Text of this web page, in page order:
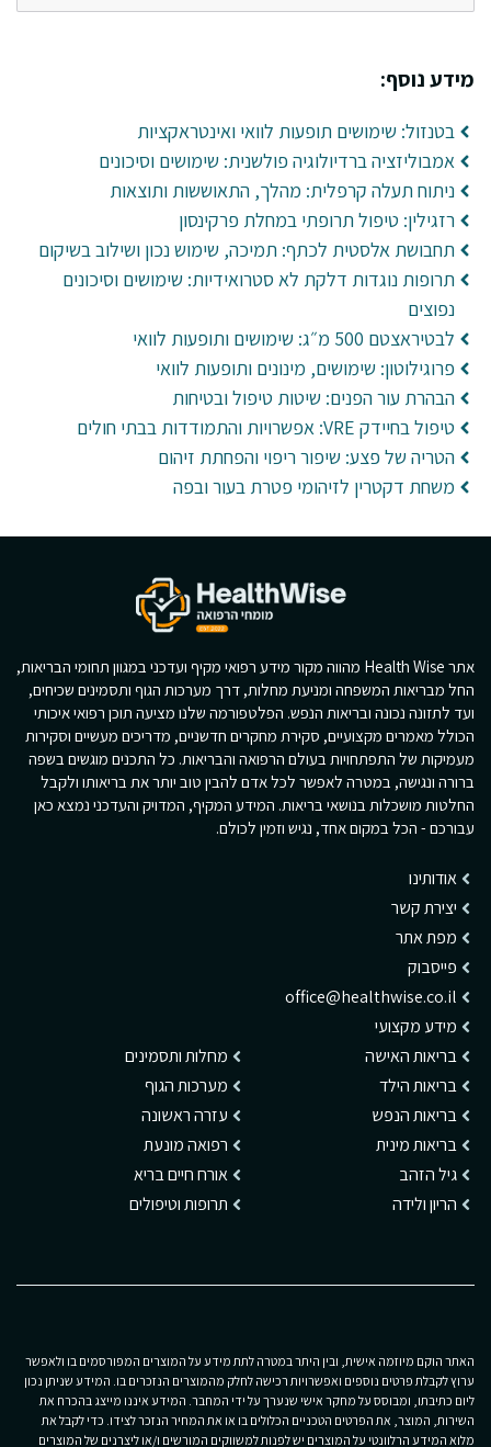
מידע נוסף:
בטנזול: שימושים תופעות לוואי ואינטראקציות
אמבוליזציה ברדיולוגיה פולשנית: שימושים וסיכונים
ניתוח תעלה קרפלית: מהלך, התאוששות ותוצאות
רזגילין: טיפול תרופתי במחלת פרקינסון
תחבושת אלסטית לכתף: תמיכה, שימוש נכון ושילוב בשיקום
תרופות נוגדות דלקת לא סטרואידיות: שימושים וסיכונים
נפוצים
לבטיראצטם 500 מ״ג: שימושים ותופעות לוואי
פרוגילוטון: שימושים, מינונים ותופעות לוואי
הבהרת עור הפנים: שיטות טיפול ובטיחות
טיפול בחיידק VRE: אפשרויות והתמודדות בבתי חולים
הטריה של פצע: שיפור ריפוי והפחתת זיהום
משחת דקטרין לזיהומי פטרת בעור ובפה
אתר Health Wise מהווה מקור מידע רפואי מקיף ועדכני במגוון תחומי הבריאות,
החל מבריאות המשפחה ומניעת מחלות, דרך מערכות הגוף ותסמינים שכיחים,
ועד לתזונה נכונה ובריאות הנפש. הפלטפורמה שלנו מציעה תוכן רפואי איכותי
הכולל מאמרים מקצועיים, סקירת מחקרים חדשניים, מדריכים מעשיים וסקירות
מעמיקות של התפתחויות בעולם הרפואה והבריאות. כל התכנים מוגשים בשפה
ברורה ונגישה, במטרה לאפשר לכל אדם להבין טוב יותר את בריאותו ולקבל
החלטות מושכלות בנושאי בריאות. המידע המקיף, המדויק והעדכני נמצא כאן
עבורכם - הכל במקום אחד, נגיש וזמין לכולם.
אודותינו
יצירת קשר
מפת אתר
פייסבוק
office@healthwise.co.il
מידע מקצועי
בריאות האישה
בריאות הילד
בריאות הנפש
בריאות מינית
גיל הזהב
הריון ולידה
מחלות ותסמינים
מערכות הגוף
עזרה ראשונה
רפואה מונעת
אורח חיים בריא
תרופות וטיפולים
האתר הוקם מיוזמה אישית, ובין היתר במטרה לתת מידע על המוצרים המפורסמים בו ולאפשר
ערוץ לקבלת פרטים נוספים ואפשרויות רכישה לחלק מהמוצרים הנזכרים בו. המידע שניתן נכון
ליום כתיבתו, ומבוסס על מחקר אישי שנערך על ידי המחבר. המידע איננו מייצג בהכרח את
השירות, המוצר, את הפרטים הטכניים הכלולים בו או את המחיר הנזכר לצידו. כדי לקבל את
מלוא המידע הרלוונטי על המוצרים יש לפנות למשווקים המורשים ו/או ליצרנים של המוצרים